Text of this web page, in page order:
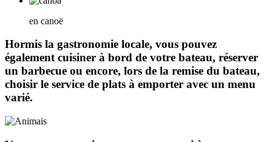
en canoë
Hormis la gastronomie locale, vous pouvez
également cuisiner à bord de votre bateau, réserver
un barbecue ou encore, lors de la remise du bateau,
choisir le service de plats à emporter avec un menu
varié.